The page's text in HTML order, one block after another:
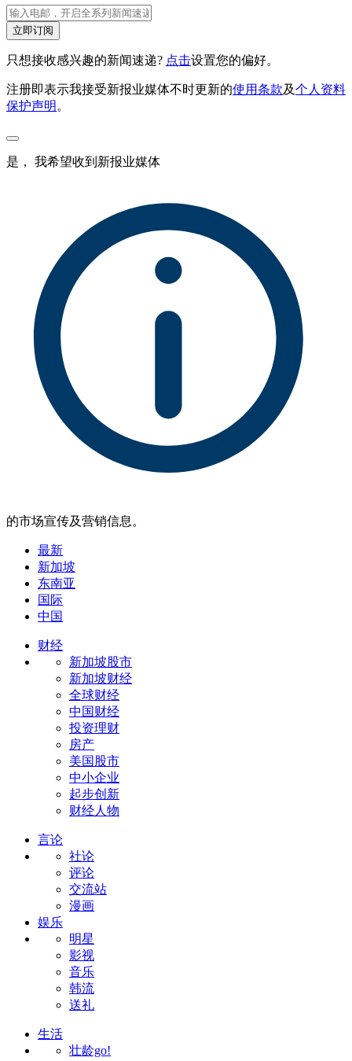
立即订阅
只想接收感兴趣的新闻速递? 点击设置您的偏好。
注册即表示我接受新报业媒体不时更新的使用条款及个人资料
保护声明 。
是， 我希望收到新报业媒体
的市场宣传及营销信息。
最新
新加坡
东南亚
国际
中国
财经
新加坡股市
新加坡财经
全球财经
中国财经
投资理财
房产
美国股市
中小企业
起步创新
财经人物
言论
社论
评论
交流站
漫画
娱乐
明星
影视
音乐
韩流
送礼
生活
壮龄go!